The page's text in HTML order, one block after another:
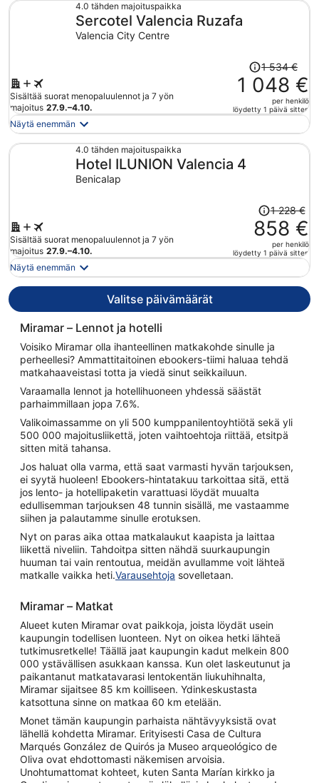
4.0 tähden majoituspaikka
Sercotel Valencia Ruzafa
Valencia City Centre
Sisältää suorat menopaluulennot ja 7 yön
majoitus 27.9.–4.10.
Hinta
oli
1 534 €,
hinta
nyt
per
1 534 €
1 048 €
per henkilö
löydetty 1 päivä sitten
Näytä enemmän
4.0 tähden majoituspaikka
Hotel ILUNION Valencia 4
Benicalap
Sisältää suorat menopaluulennot ja 7 yön
majoitus 27.9.–4.10.
Hinta
oli
1 228 €,
hinta
nyt
1 228 €
858 €
per henkilö
löydetty 1 päivä sitten
Näytä enemmän
Valitse päivämäärät
Miramar – Lennot ja hotelli
Voisiko Miramar olla ihanteellinen matkakohde sinulle ja
perheellesi? Ammattitaitoinen ebookers-tiimi haluaa tehdä
matkahaaveistasi totta ja viedä sinut seikkailuun.
Varaamalla lennot ja hotellihuoneen yhdessä säästät
parhaimmillaan jopa 7.6%.
Valikoimassamme on yli 500 kumppanilentoyhtiötä sekä yli
500 000 majoitusliikettä, joten vaihtoehtoja riittää, etsitpä
sitten mitä tahansa.
Jos haluat olla varma, että saat varmasti hyvän tarjouksen,
ei syytä huoleen! Ebookers-hintatakuu tarkoittaa sitä, että
jos lento- ja hotellipaketin varattuasi löydät muualta
edullisemman tarjouksen 48 tunnin sisällä, me vastaamme
siihen ja palautamme sinulle erotuksen.
Nyt on paras aika ottaa matkalaukut kaapista ja laittaa
liikettä niveliin. Tahdoitpa sitten nähdä suurkaupungin
huuman tai vain rentoutua, meidän avullamme voit lähteä
matkalle vaikka heti.Varausehtoja sovelletaan.
Miramar – Matkat
Alueet kuten Miramar ovat paikkoja, joista löydät usein
kaupungin todellisen luonteen. Nyt on oikea hetki lähteä
tutkimusretkelle! Täällä jaat kaupungin kadut melkein 800
000 ystävällisen asukkaan kanssa. Kun olet laskeutunut ja
paikantanut matkatavarasi lentokentän liukuhihnalta,
Miramar sijaitsee 85 km koilliseen. Ydinkeskustasta
katsottuna sinne on matkaa 60 km etelään.
Monet tämän kaupungin parhaista nähtävyyksistä ovat
lähellä kohdetta Miramar. Erityisesti Casa de Cultura
Marqués González de Quirós ja Museo arqueológico de
Oliva ovat ehdottomasti näkemisen arvoisia.
Unohtumattomat kohteet, kuten Santa Marían kirkko ja